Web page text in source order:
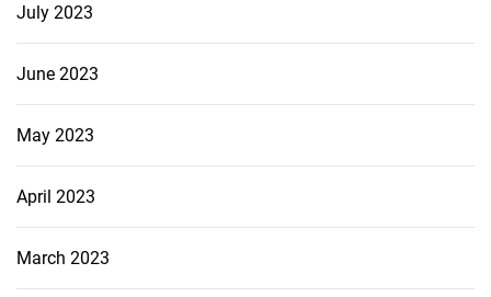
July 2023
June 2023
May 2023
April 2023
March 2023